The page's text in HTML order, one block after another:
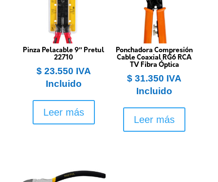
Pinza Pelacable 9″ Pretul
22710
$23.550 IVA
Incluido
Leer más
Ponchadora Compresión
Cable Coaxial RG6 RCA
TV Fibra Óptica
$ 31.350 IVA
Incluido
Leer más